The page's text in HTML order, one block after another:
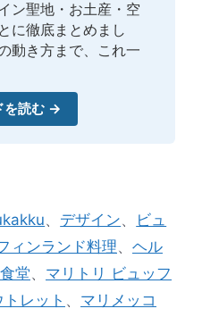
ン聖地・お土産・空
に徹底まとめまし
動き方まで、これ一
を読む →
、 デザイン、
ビュ
ィンランド料理、 ヘル
堂、 マリトリ ビュッフ
レット 、 マリメッコ